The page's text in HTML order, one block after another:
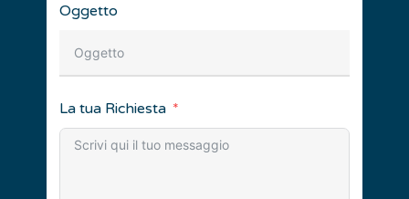
Oggetto
La tua Richiesta